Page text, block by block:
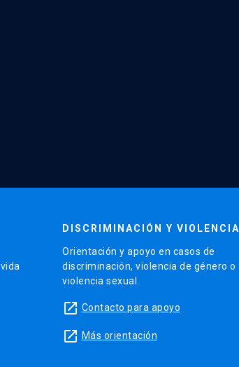
DISCRIMINACIÓN Y VIOLENCIA
Orientación y apoyo en casos de
discriminación, violencia de género o
violencia sexual.
launch Contacto para apoyo
launch Más orientación